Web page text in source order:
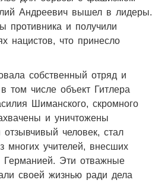
Андреевич вышел в лидеры.
противника и получили
нацистов, что принесло
собственный отряд и
том числе объект Гитлера
Шиманского, скромного
и уничтожены
человек, стал
учителей, внесших
Германией. Эти отважные
своей жизнью ради дела